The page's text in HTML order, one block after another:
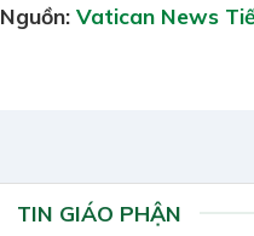
Nguồn: Vatican News
TIN GIÁO PHẬN